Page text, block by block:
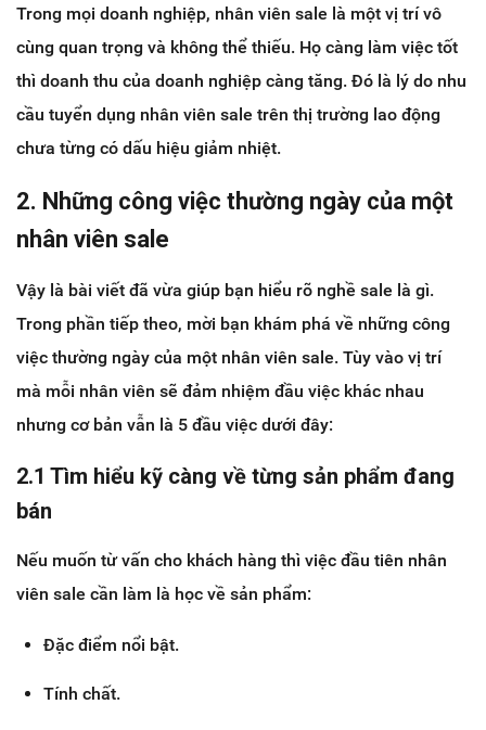
Trong mọi doanh nghiệp, nhân viên sale là một vị trí vô
cùng quan trọng và không thể thiếu. Họ càng làm việc tốt
thì doanh thu của doanh nghiệp càng tăng. Đó là lý do nhu
cầu tuyển dụng nhân viên sale trên thị trường lao động
chưa từng có dấu hiệu giảm nhiệt.
2. Những công việc thường ngày của một
nhân viên sale
Vậy là bài viết đã vừa giúp bạn hiểu rõ nghề sale là gì.
Trong phần tiếp theo, mời bạn khám phá về những công
việc thường ngày của một nhân viên sale. Tùy vào vị trí
mà mỗi nhân viên sẽ đảm nhiệm đầu việc khác nhau
nhưng cơ bản vẫn là 5 đầu việc dưới đây:
2.1 Tìm hiểu kỹ càng về từng sản phẩm đang
bán
Nếu muốn từ vấn cho khách hàng thì việc đầu tiên nhân
viên sale cần làm là học về sản phẩm:
Đặc điểm nổi bật.
Tính chất.